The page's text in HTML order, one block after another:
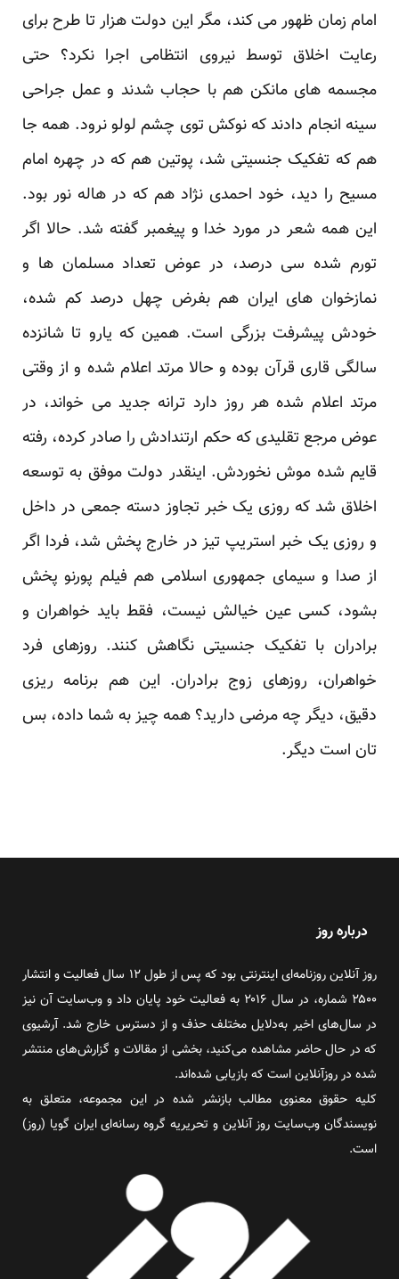
امام زمان ظهور می کند، مگر این دولت هزار تا طرح برای
رعایت اخلاق توسط نیروی انتظامی اجرا نکرد؟ حتی
مجسمه های مانکن هم با حجاب شدند و عمل جراحی
سینه انجام دادند که نوکش توی چشم لولو نرود. همه جا
هم که تفکیک جنسیتی شد، پوتین هم که در چهره امام
مسیح را دید، خود احمدی نژاد هم که در هاله نور بود.
این همه شعر در مورد خدا و پیغمبر گفته شد. حالا اگر
تورم شده سی درصد، در عوض تعداد مسلمان ها و
نمازخوان های ایران هم بفرض چهل درصد کم شده،
خودش پیشرفت بزرگی است. همین که یارو تا شانزده
سالگی قاری قرآن بوده و حالا مرتد اعلام شده و از وقتی
مرتد اعلام شده هر روز دارد ترانه جدید می خواند، در
عوض مرجع تقلیدی که حکم ارتندادش را صادر کرده، رفته
قایم شده موش نخوردش. اینقدر دولت موفق به توسعه
اخلاق شد که روزی یک خبر تجاوز دسته جمعی در داخل
و روزی یک خبر استریپ تیز در خارج پخش شد، فردا اگر
از صدا و سیمای جمهوری اسلامی هم فیلم پورنو پخش
بشود، کسی عین خیالش نیست، فقط باید خواهران و
برادران با تفکیک جنسیتی نگاهش کنند. روزهای فرد
خواهران، روزهای زوج برادران. این هم برنامه ریزی
دقیق، دیگر چه مرضی دارید؟ همه چیز به شما داده، بس
تان است دیگر.
درباره روز
روز آنلاین روزنامه‌ای اینترنتی بود که پس از طول ۱۲ سال فعالیت و انتشار
۲۵۰۰ شماره، در سال ۲۰۱۶ به فعالیت خود پایان داد و وب‌سایت آن نیز
در سال‌های اخیر به‌دلایل مختلف حذف و از دسترس خارج شد. آرشیوی
که در حال حاضر مشاهده می‌کنید، بخشی از مقالات و گزارش‌های منتشر
شده در روزآنلاین است که بازیابی شده‌اند.
کلیه حقوق معنوی مطالب بازنشر شده در این مجموعه، متعلق به
نویسندگان وب‌سایت روز آنلاین و تحریریه گروه رسانه‌ای ایران گویا (روز)
است.